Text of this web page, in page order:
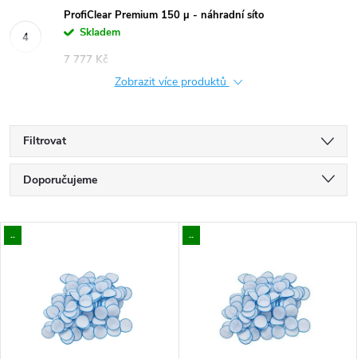
ProfiClear Premium 150 µ - náhradní síto
Skladem
7 777 Kč
Zobrazit více produktů
Filtrovat
Ř
a
Doporučujeme
Nejprodávanější
Abecedně
V
.. ..